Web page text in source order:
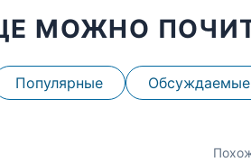
МОЖНО
Популярные Обсуждаемые